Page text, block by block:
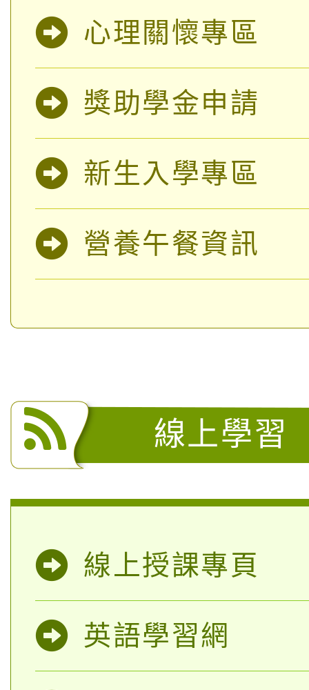
生本土語及新住民語歌
公告本校115學年度第
公告本校115學年度第
代理(課)教師甄選結果(
轉知中國文化大學推廣
程，歡迎學生輔導中心
心理、諮商輔導、社會
系所師生報名參加。
心理關懷專區
獎助學金申請
新生入學專區
營養午餐資訊
線上學習
線上授課專頁
英語學習網